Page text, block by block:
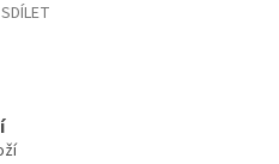
SDÍLET